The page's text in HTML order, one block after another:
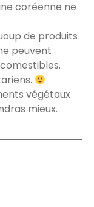
coréenne ne
de produits
peuvent
végétaux
mieux.